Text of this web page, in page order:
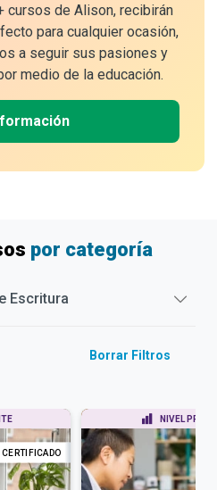
cursos de Alison, recibirán
para cualquier ocasión,
a seguir sus pasiones y
medio de la educación.
por categoría
Escritura
Borrar Filtros
CERTIFICADO
NIVEL